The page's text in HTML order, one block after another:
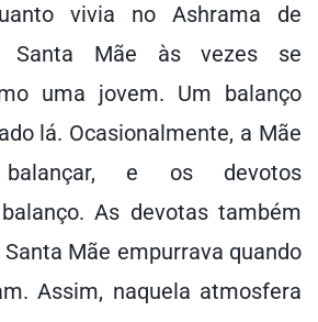
vivia no Ashrama de
Santa Mãe às vezes se
uma jovem. Um balanço
lá. Ocasionalmente, a Mãe
e os devotos
As devotas também
Mãe empurrava quando
Assim, naquela atmosfera